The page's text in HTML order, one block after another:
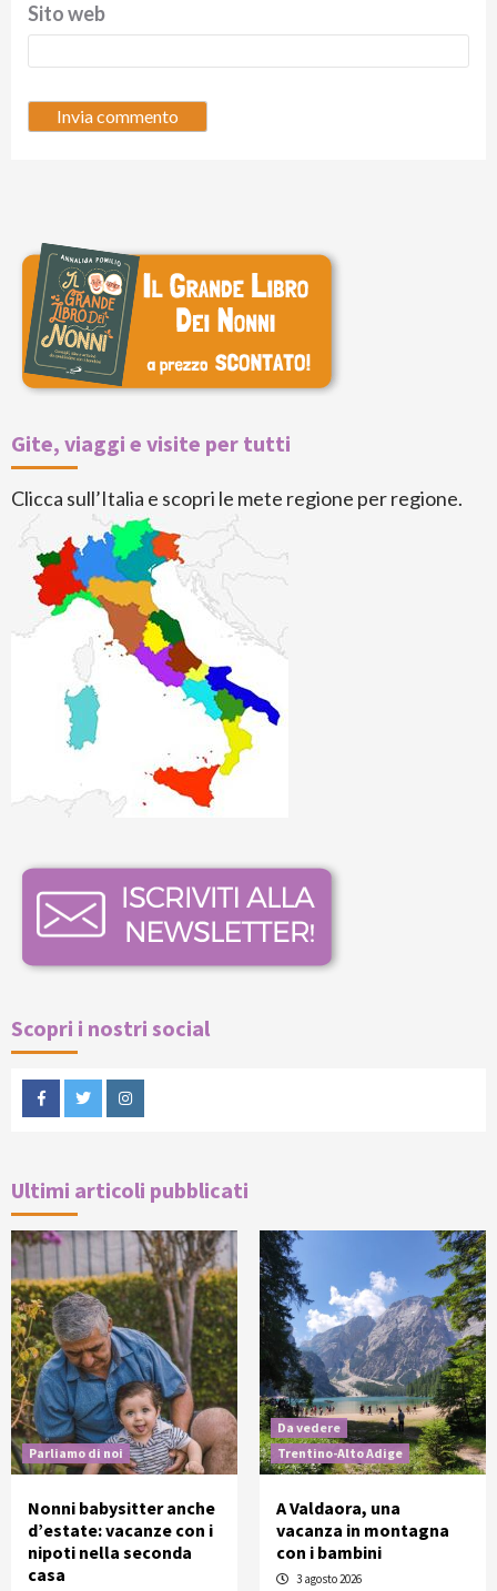
Sito web
Gite, viaggi e visite per tutti
Clicca sull’Italia e scopri le mete regione per regione.
Scopri i nostri social
FacebookTwitterInstagram
Ultimi articoli pubblicati
Parliamo di noi
Nonni babysitter anche
d’estate: vacanze con i
nipoti nella seconda
casa
Da vedere
Trentino-Alto Adige
A Valdaora, una
vacanza in montagna
con i bambini
3 agosto 2026